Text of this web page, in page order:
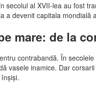
secolul al XVII-lea au fost
a devenit capitala mondială
mare: de la
contrabandă. În
vasele inamice. Dar